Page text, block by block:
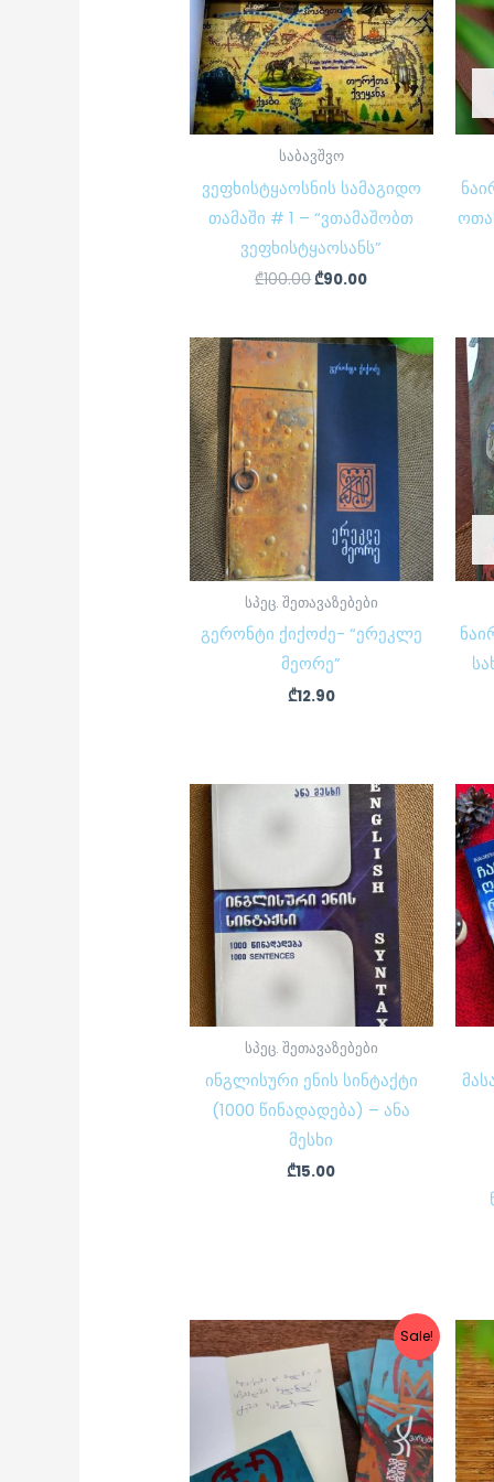
საბავშვო
ვეფხისტყაოსნის სამაგიდო
თამაში # 1 – “ვთამაშობთ
ვეფხისტყაოსანს”
₾100.00₾90.00
სპეც. შეთავაზებები
გერონტი ქიქოძე- “ერეკლე
მეორე”
₾12.90
სპეც. შეთავაზებები
ინგლისური ენის სინტაქტი
(1000 წინადადება) – ანა
მესხი
₾15.00
Sale!
Original
price
was:
₾17.90.
Current
price
is:
₾15.00.